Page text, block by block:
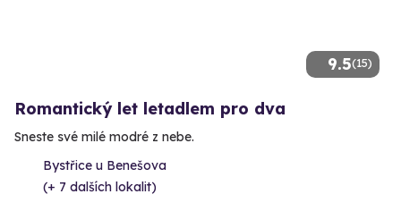
9.5(15)
Romantický let letadlem pro dva
Sneste své milé modré z nebe.
Bystřice u Benešova
(+ 7 dalších lokalit)